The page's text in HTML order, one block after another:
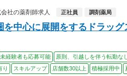
社の薬剤師求人
正社員 調剤薬局
を中心に展開をするドラッ
未経験者も応募可能 原則、引越しを伴う転勤な
り
スキルアップ 店舗数30以上 積極採用中